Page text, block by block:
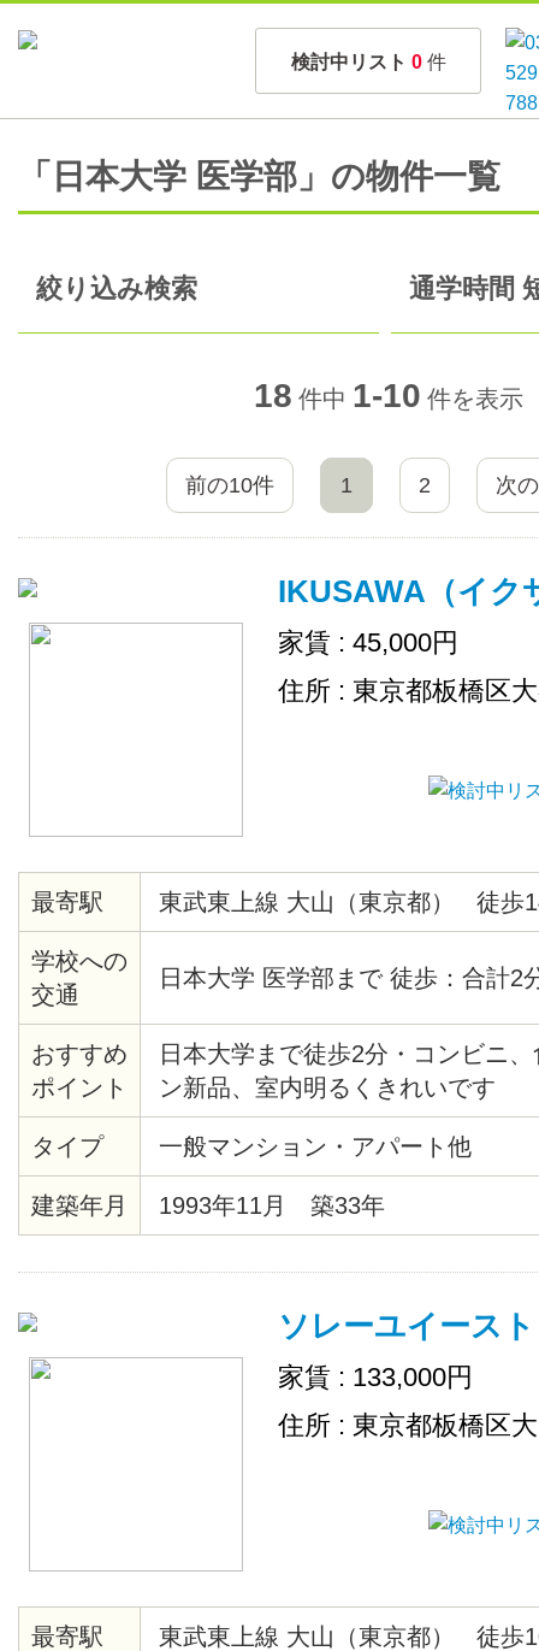
検討中リスト 0 件
「日本大学 医学部」の物件一覧
絞り込み検索 通学時間
18 件中 1-10 件を表示
前の10件 1 2 次
IKUSAWA（イク
家賃 : 45,000円
住所 : 東京都板橋区
最寄駅 東武東上線 大山（東京都） 徒歩
学校への
交通
日本大学 医学部まで 徒歩：合計2
おすすめ
ポイント
日本大学まで徒歩2分・コンビニ
ン新品、室内明るくきれいです
タイプ 一般マンション・アパート他
建築年月 1993年11月 築33年
ソレーユイース
家賃 : 133,000円
住所 : 東京都板橋区
最寄駅 東武東上線 大山（東京都） 徒歩